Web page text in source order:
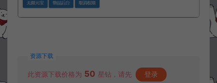
资源下载
此资源下载价格为 50 星钻，请先 登录